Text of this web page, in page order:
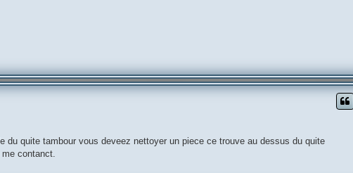
du quite tambour vous deveez nettoyer un piece ce trouve au dessus du quite
contanct.